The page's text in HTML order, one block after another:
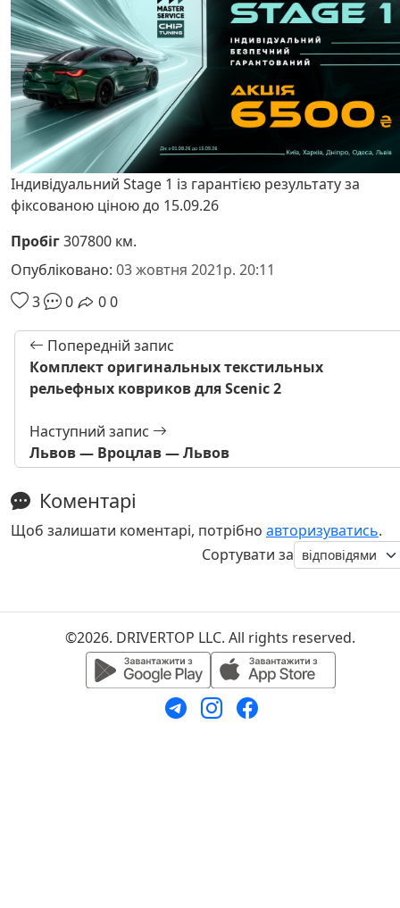
Індивідуальний Stage 1 із гарантією результату за
фіксованою ціною до 15.09.26
Пробіг307800 км.
Опубліковано: 03 жовтня 2021р. 20:11
3
0 00
Попередній запис
Комплект оригинальных текстильных
рельефных ковриков для Scenic 2
Наступний запис
Львов — Вроцлав — Львов
Коментарі
Щоб залишати коментарі, потрібно авторизуватись.
Сортувати за
©2026. DRIVERTOP LLC. All rights reserved.